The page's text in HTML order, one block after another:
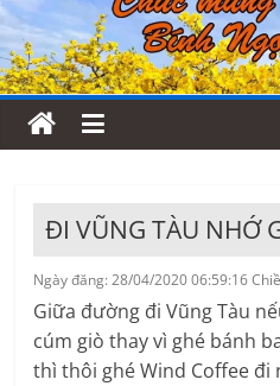
ĐI VŨNG TÀU NHỚ
Ngày đăng: 28/04/2020 06:59:16
Giữa đường đi Vũng Tàu
cúm giò thay vì ghé bánh
thì thôi ghé Wind Coffee đi